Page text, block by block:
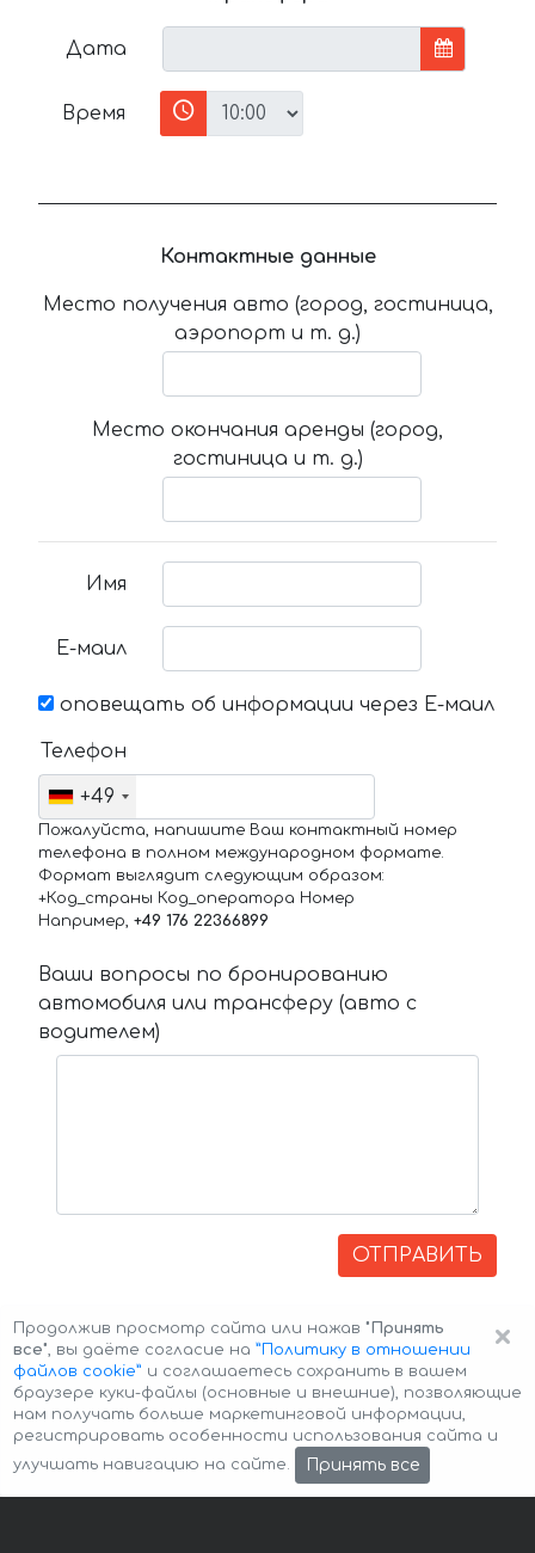
Дата
Время
Контактные данные
Место получения авто (город, гостиница,
аэропорт и т. д.)
Место окончания аренды (город,
гостиница и т. д.)
Имя
Е-маил
оповещать об информации через Е-маил
Телефон
+49
Пожалуйста, напишите Ваш контактный номер
телефона в полном международном формате.
Формат выглядит следующим образом:
+Код_страны Код_оператора Номер
Например, +49 176 22366899
Ваши вопросы по бронированию
автомобиля или трансферу (авто с
водителем)
ОТПРАВИТЬ
Авторские права © 2026 Авто-Аренда Cookie Policy
×
Продолжив просмотр сайта или нажав "Принять
все", вы даёте согласие на ”Политику в отношении
файлов cookie” и соглашаетесь сохранить в вашем
браузере куки-файлы (основные и внешние), позволяющие
нам получать больше маркетинговой информации,
регистрировать особенности использования сайта и
улучшать навигацию на сайте.
Принять все